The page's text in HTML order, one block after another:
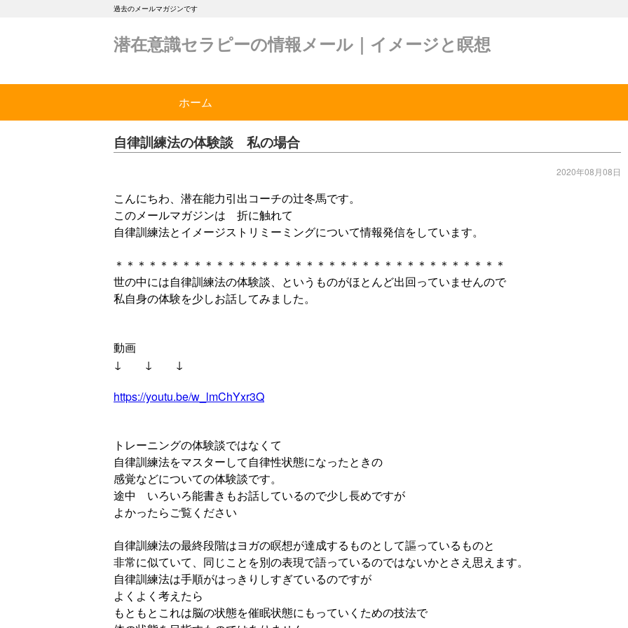
過去のメールマガジンです
潜在意識セラピーの情報メール｜イメージと瞑想
ホーム
自律訓練法の体験談 私の場合
2020年08月08日
こんにちわ、潜在能力引出コーチの辻冬馬です。
このメールマガジンは 折に触れて
自律訓練法とイメージストリミーミングについて情報発信をしています。
＊＊＊＊＊＊＊＊＊＊＊＊＊＊＊＊＊＊＊＊＊＊＊＊＊＊＊＊＊＊＊＊＊＊＊
世の中には自律訓練法の体験談、というものがほとんど出回っていませんので
私自身の体験を少しお話してみました。
動画
↓ ↓ ↓
https://youtu.be/w_lmChYxr3Q
トレーニングの体験談ではなくて
自律訓練法をマスターして自律性状態になったときの
感覚などについての体験談です。
途中 いろいろ能書きもお話しているので少し長めですが
よかったらご覧ください
自律訓練法の最終段階はヨガの瞑想が達成するものとして謳っているものと
非常に似ていて、同じことを別の表現で語っているのではないかとさえ思えます。
自律訓練法は手順がはっきりしすぎているのですが
よくよく考えたら
もともとこれは脳の状態を催眠状態にもっていくための技法で